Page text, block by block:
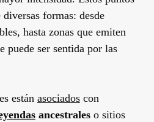
formas: desde
hasta zonas que emiten
puede ser sentida por las
están asociadoscon
ancestraleso sitios